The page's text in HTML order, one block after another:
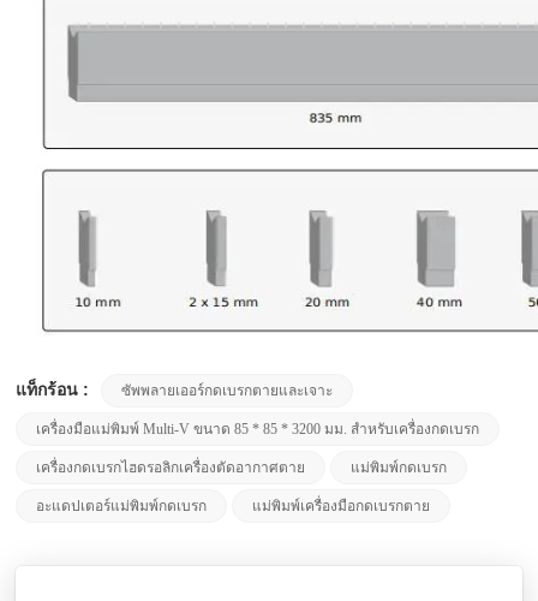
แท็กร้อน : ซัพพลายเออร์กดเบรกตายและเจาะ
เครื่องมือแม่พิมพ์ Multi-V ขนาด 85 * 85 * 3200 มม. สำหรับเครื่องกดเบรก
เครื่องกดเบรกไฮดรอลิกเครื่องตัดอากาศตาย แม่พิมพ์กดเบรก
อะแดปเตอร์แม่พิมพ์กดเบรก แม่พิมพ์เครื่องมือกดเบรกตาย